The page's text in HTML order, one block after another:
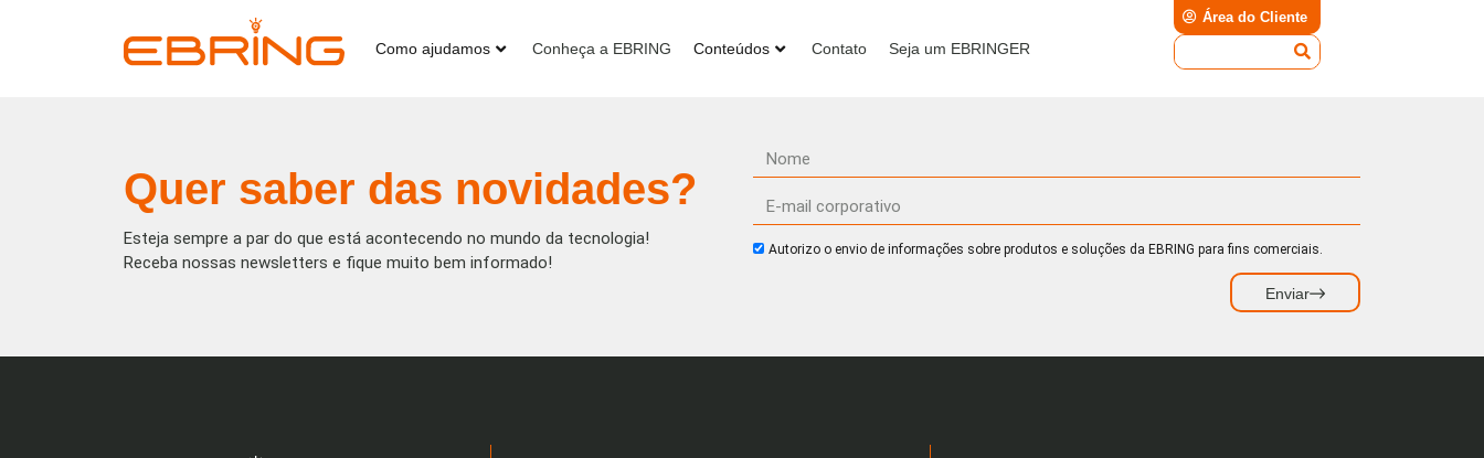
Como ajudamos Conheça a EBRING Conteúdos Contato Seja um EBRINGER
Área do Cliente
Quer saber das novidades?
Esteja sempre a par do que está acontecendo no mundo da tecnologia!
Receba nossas newsletters e fique muito bem informado!
Autorizo o envio de informações sobre produtos e soluções da EBRING para fins comerciais.
Enviar